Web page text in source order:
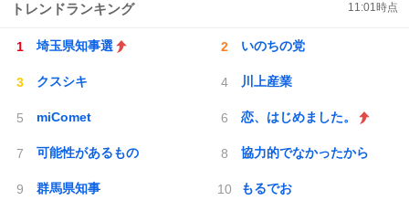
トレンドランキング 11:01時点
埼玉県知事選 いのちの党
クスシキ 川上産業
miComet 恋、はじめました。
可能性があるもの 協力的でなかったから
群馬県知事 もるでお